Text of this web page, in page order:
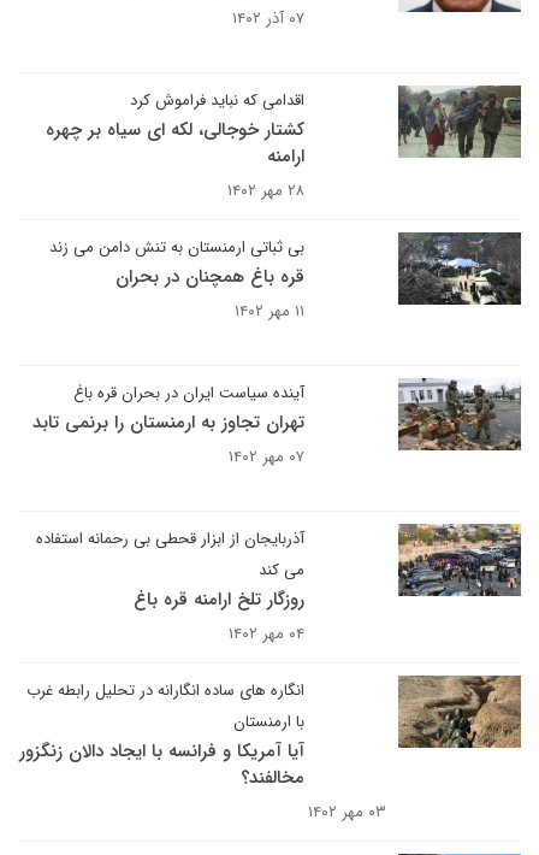
۰۷ آذر ۱۴۰۲
اقدامی که نباید فراموش کرد
کشتار خوجالی، لکه ای سیاه بر چهره
ارامنه
۲۸ مهر ۱۴۰۲
بی ثباتی ارمنستان به تنش دامن می زند
قره باغ همچنان در بحران
۱۱ مهر ۱۴۰۲
آینده سیاست ایران در بحران قره باغ
تهران تجاوز به ارمنستان را برنمی تابد
۰۷ مهر ۱۴۰۲
آذربایجان از ابزار قحطی بی رحمانه استفاده
می کند
روزگار تلخ ارامنه قره باغ
۰۴ مهر ۱۴۰۲
انگاره های ساده انگارانه در تحلیل رابطه غرب
با ارمنستان
آیا آمریکا و فرانسه با ایجاد دالان زنگزور
مخالفند؟
۰۳ مهر ۱۴۰۲